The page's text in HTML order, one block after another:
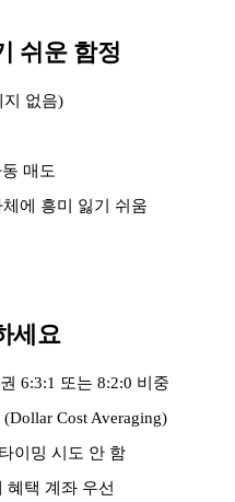
쉬운 함정
지 없음)
매도
에 흥미 잃기 쉬움
세요
6:3:1 또는 8:2:0 비중
Cost Averaging)
이밍 시도 안 함
혜택 계좌 우선